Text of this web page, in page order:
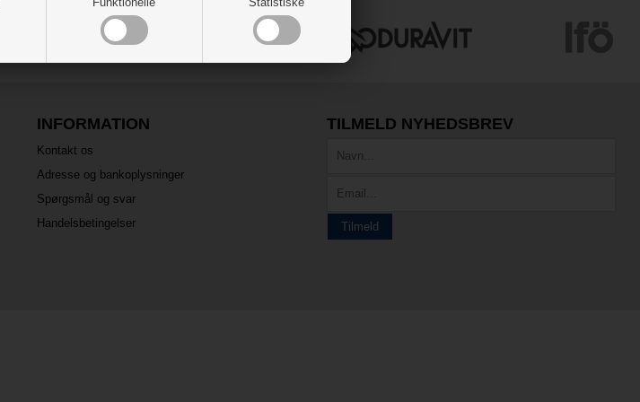
INFORMATION
Kontakt os
Adresse og bankoplysninger
Spørgsmål og svar
Handelsbetingelser
TILMELD NYHEDSBREV